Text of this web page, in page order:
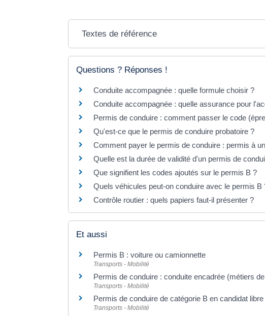
Textes de référence
Questions ? Réponses !
Conduite accompagnée : quelle formule choisir ?
Conduite accompagnée : quelle assurance pour
Permis de conduire : comment passer le code
Qu'est-ce que le permis de conduire probatoire ?
Comment payer le permis de conduire : permis à
Quelle est la durée de validité d'un permis de
Que signifient les codes ajoutés sur le permis B ?
Quels véhicules peut-on conduire avec le permis B
Contrôle routier : quels papiers faut-il présenter ?
Et aussi
Permis B : voiture ou camionnette
Transports - Mobilité
Permis de conduire : conduite encadrée (métiers
Transports - Mobilité
Permis de conduire de catégorie B en candidat libre
Transports - Mobilité